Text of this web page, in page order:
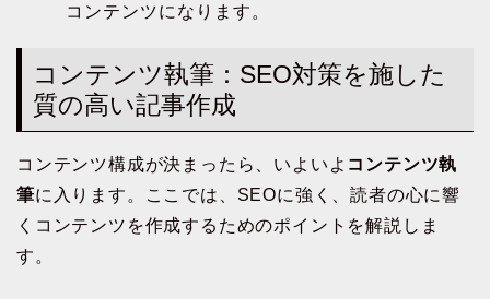
コンテンツになります。
コンテンツ執筆：SEO対策を施した
質の高い記事作成
コンテンツ構成が決まったら、いよいよ コンテンツ執
筆に入ります。ここでは、SEOに強く、読者の心に響
くコンテンツを作成するためのポイントを解説しま
す。